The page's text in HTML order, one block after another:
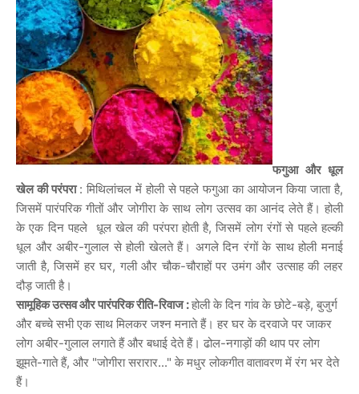
फगुआ और धूल
खेल की परंपरा: मिथिलांचल में होली से पहले फगुआ का आयोजन किया जाता है,
जिसमें पारंपरिक गीतों और जोगीरा के साथ लोग उत्सव का आनंद लेते हैं। होली
के एक दिन पहले धूल खेल की परंपरा होती है, जिसमें लोग रंगों से पहले हल्की
धूल और अबीर-गुलाल से होली खेलते हैं। अगले दिन रंगों के साथ होली मनाई
जाती है, जिसमें हर घर, गली और चौक-चौराहों पर उमंग और उत्साह की लहर
दौड़ जाती है।
सामूहिक उत्सव और पारंपरिक रीति-रिवाज :होली के दिन गांव के छोटे-बड़े, बुजुर्ग
और बच्चे सभी एक साथ मिलकर जश्न मनाते हैं। हर घर के दरवाजे पर जाकर
लोग अबीर-गुलाल लगाते हैं और बधाई देते हैं। ढोल-नगाड़ों की थाप पर लोग
झूमते-गाते हैं, और "जोगीरा सरारार..." के मधुर लोकगीत वातावरण में रंग भर देते
हैं।